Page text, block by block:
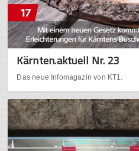
Kärnten.aktuell Nr. 23
Das neue Infomagazin von KT1.